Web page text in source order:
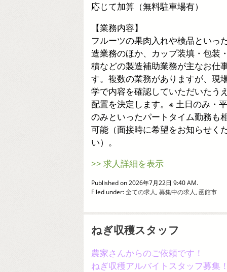
応じて加算（無料駐車場有）
【業務内容】
フルーツの果肉入れや検品といっ
造業務のほか、カップ装填・包装
積などの製造補助業務が主なお仕
す。複数の業務がありますが、現
学で内容を確認していただいたう
配置を決定します。※ 土日のみ・
のみといったパートタイム勤務も
可能（面接時に希望をお知らせく
い）。
>> 求人詳細を表示
Published on 2026年7月22日 9:40 AM.
Filed under:全ての求人, 募集中の求人, 函館市
ねぎ収穫スタッフ
農家さんからのご依頼です！
ねぎ収穫アルバイトスタッフ募集